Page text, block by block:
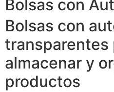
Bolsas con
Bolsas con
transparentes
almacenar y
productos